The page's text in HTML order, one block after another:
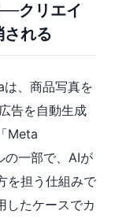
クリエイ
される
、商品写真を
告を自動生成
Meta
一部で、AIが
を担う仕組みで
したケースでカ